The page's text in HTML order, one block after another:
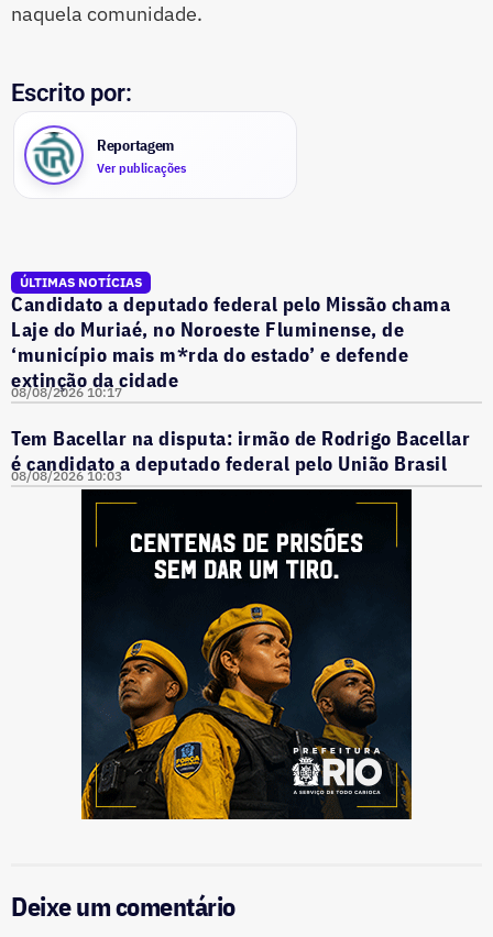
naquela comunidade.
Escrito por:
Reportagem
Ver publicações
ÚLTIMAS NOTÍCIAS
Candidato a deputado federal pelo Missão chama
Laje do Muriaé, no Noroeste Fluminense, de
‘município mais m*rda do estado’ e defende
extinção da cidade
08/08/2026 10:17
Tem Bacellar na disputa: irmão de Rodrigo Bacellar
é candidato a deputado federal pelo União Brasil
08/08/2026 10:03
Deixe um comentário